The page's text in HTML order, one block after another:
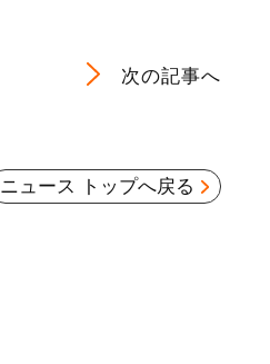
次の記事へ
ニュース トップへ戻る